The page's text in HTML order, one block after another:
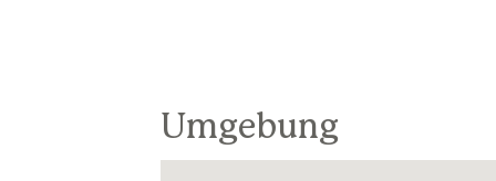
Das Haus ist gesichert mit
Umgebung